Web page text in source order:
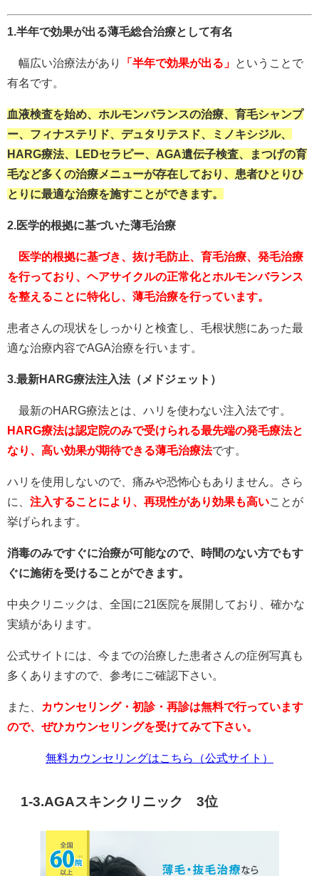
1.半年で効果が出る薄毛総合治療として有名
幅広い治療法があり 「半年で効果が出る」
ということで
有名です。
血液検査を始め、ホルモンバランスの治療、育毛シャンプ
ー、フィナステリド、デュタリテスド、ミノキシジル、
HARG療法、LEDセラピー、AGA遺伝子検査、まつげの育
毛など多くの治療メニューが存在しており、患者ひとりひ
とりに最適な治療を施すことができます。
2.医学的根拠に基づいた薄毛治療
医学的根拠に基づき、抜け毛防止、育毛治療、発毛治療
を行っており、ヘアサイクルの正常化とホルモンバランス
を整えることに特化し、薄毛治療を行っています。
患者さんの現状をしっかりと検査し、毛根状態にあった最
適な治療内容でAGA治療を行います。
3.最新HARG療法注入法（メドジェット）
最新のHARG療法とは、ハリを使わない注入法です。
HARG療法は認定院のみで受けられる最先端の発毛療法と
なり、高い効果が期待できる薄毛治療法です。
ハリを使用しないので、痛みや恐怖心もありません。さら
に、 注入することにより、再現性があり効果も高い ことが
挙げられます。
消毒のみですぐに治療が可能なので、時間のない方でもす
ぐに施術を受けることができます。
中央クリニックは、全国に21医院を展開しており、確かな
実績があります。
公式サイトには、今までの治療した患者さんの症例写真も
多くありますので、参考にご確認下さい。
また、
カウンセリング・初診・再診は無料で行っています
ので、ぜひカウンセリングを受けてみて下さい。
無料カウンセリングはこちら（公式サイト）
1-3.AGAスキンクリニック 3位